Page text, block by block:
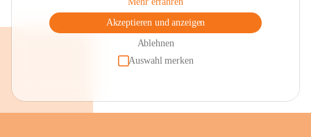
Akzeptieren und anzeigen
Ablehnen
Auswahl merken